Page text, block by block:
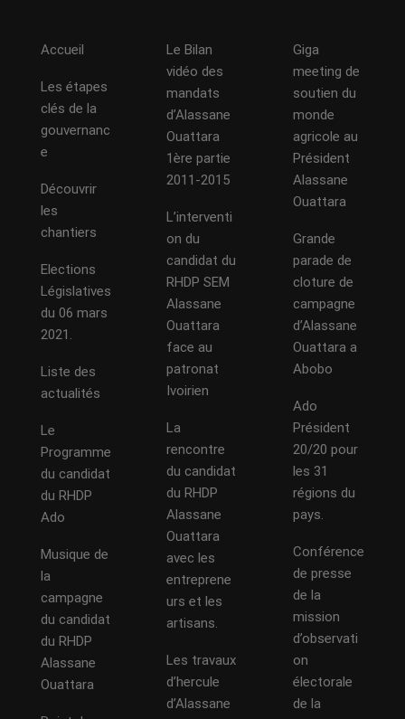
Accueil
Les étapes
clés de la
gouvernanc
e
Découvrir
les
chantiers
Elections
Législatives
du 06 mars
2021.
Liste des
actualités
Le
Programme
du candidat
du RHDP
Ado
Musique de
la
campagne
du candidat
du RHDP
Alassane
Ouattara
Le Bilan
vidéo des
mandats
d’Alassane
Ouattara
1ère partie
2011-2015
L’interventi
on du
candidat du
RHDP SEM
Alassane
Ouattara
face au
patronat
Ivoirien
La
rencontre
du candidat
du RHDP
Alassane
Ouattara
avec les
entreprene
urs et les
artisans.
Les travaux
d’hercule
d’Alassane
Giga
meeting de
soutien du
monde
agricole au
Président
Alassane
Ouattara
Grande
parade de
cloture de
campagne
d’Alassane
Ouattara a
Abobo
Ado
Président
20/20 pour
les 31
régions du
pays.
Conférence
de presse
de la
mission
d’observati
on
électorale
de la